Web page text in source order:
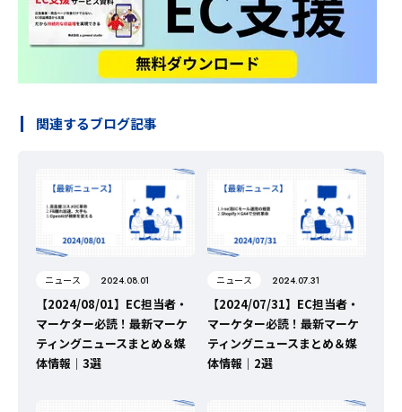
関連するブログ記事
ニュース 2024.08.01
【2024/08/01】EC担当者・
マーケター必読！最新マーケ
ティングニュースまとめ＆媒
体情報｜3選
ニュース 2024.07.31
【2024/07/31】EC担当者・
マーケター必読！最新マーケ
ティングニュースまとめ＆媒
体情報｜2選